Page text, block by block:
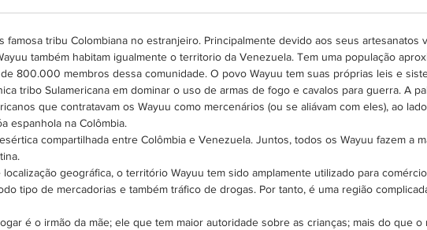
famosa tribu Colombiana no estranjeiro. Principalmente devido aos seus artesanatos
também habitam igualmente o territorio da Venezuela. Tem uma população
800.000 membros dessa comunidade. O povo Wayuu tem suas próprias leis e
tribo Sulamericana em dominar o uso de armas de fogo e cavalos para guerra. A
que contratavam os Wayuu como mercenários (ou se aliávam com eles), ao
espanhola na Colômbia.
compartilhada entre Colômbia e Venezuela. Juntos, todos os Wayuu fazem a
geográfica, o território Wayuu tem sido amplamente utilizado para
tipo de mercadorias e também tráfico de drogas. Por tanto, é uma região
é o irmão da mãe; ele que tem maior autoridade sobre as crianças; mais do que o